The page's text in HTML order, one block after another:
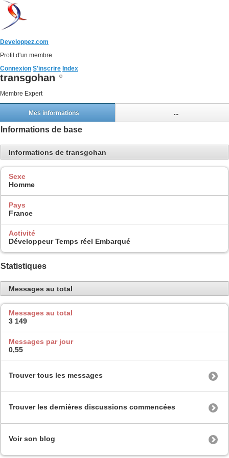
Developpez.com
Profil d'un membre
Connexion S'inscrire Index
transgohan
Membre Expert
Mes informations ...
Informations de base
Informations de transgohan
Sexe
Homme
Pays
France
Activité
Développeur Temps réel Embarqué
Statistiques
Messages au total
Messages au total
3 149
Messages par jour
0,55
Trouver tous les messages
Trouver les dernières discussions commencées
Voir son blog